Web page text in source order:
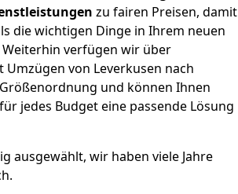
zu fairen Preisen, damit
die wichtigen Dinge in Ihrem neuen
verfügen wir über
von Leverkusen nach
und können Ihnen
jedes Budget eine passende Lösung
ausgewählt, wir haben viele Jahre